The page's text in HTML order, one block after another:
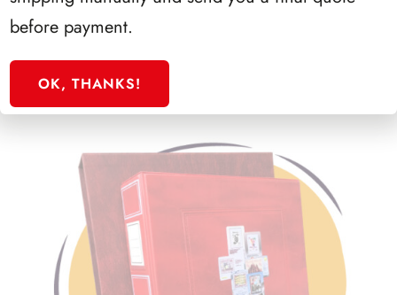
before payment.
OK, THANKS!